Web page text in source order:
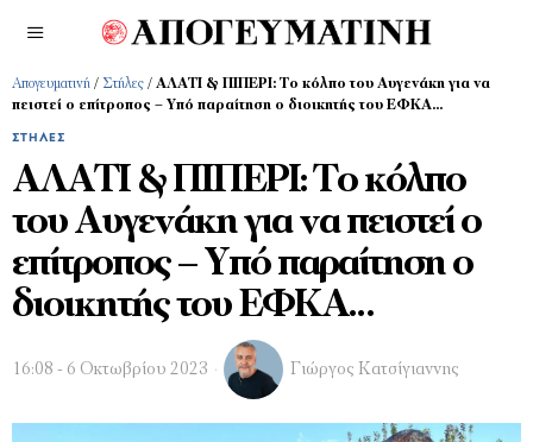
Απογευματινή / Στήλες / ΑΛΑΤΙ & ΠΙΠΕΡΙ: Το κόλπο του Αυγενάκη για να
πειστεί ο επίτροπος – Υπό παραίτηση ο διοικητής του ΕΦΚΑ…
ΣΤΉΛΕΣ
ΑΛΑΤΙ & ΠΙΠΕΡΙ: Το κόλπο
του Αυγενάκη για να πειστεί ο
επίτροπος – Υπό παραίτηση ο
διοικητής του ΕΦΚΑ…
16:08 - 6 Οκτωβρίου 2023 Γιώργος Κατσίγιαννης